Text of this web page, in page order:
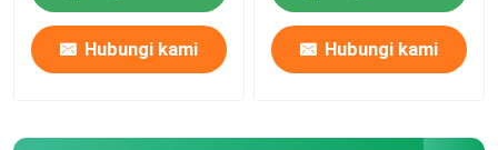
Hubungi kami Hubungi kami